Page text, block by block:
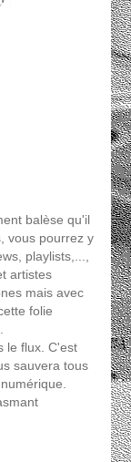
balèse qu'il
vous pourrez y
playlists,...,
artistes
mais avec
folie
le flux. C'est
sauvera tous